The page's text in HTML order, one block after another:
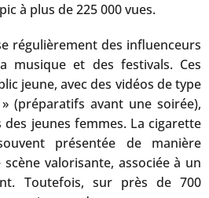
à plus de 225 000 vues.
régulièrement des influenceurs
musique et des festivals. Ces
jeune, avec des vidéos de type
(préparatifs avant une soirée),
jeunes femmes. La cigarette
présentée de manière
valorisante, associée à un
Toutefois, sur près de 700